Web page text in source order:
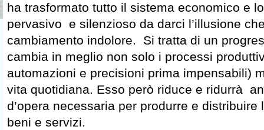
ha trasformato tutto il sistema economico e
pervasivo e silenzioso da darci l’illusione
cambiamento indolore. Si tratta di un
cambia in meglio non solo i processi
automazioni e precisioni prima impensabili)
vita quotidiana. Esso però riduce e ridurrà
d’opera necessaria per produrre e
beni e servizi.